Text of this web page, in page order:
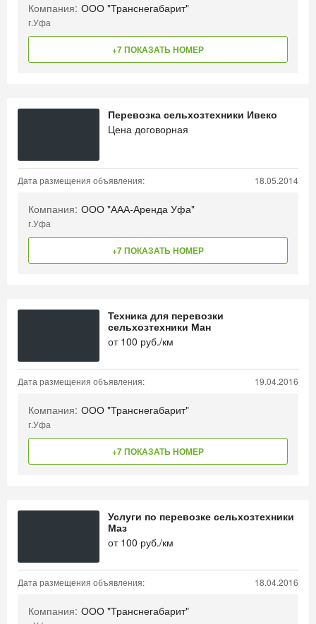
Компания: ООО "Транснегабарит"
г.Уфа
+7 ПОКАЗАТЬ НОМЕР
Перевозка сельхозтехники Ивеко
Цена договорная
Дата размещения объявления: 18.05.2014
Компания: ООО "ААА-Аренда Уфа"
г.Уфа
+7 ПОКАЗАТЬ НОМЕР
Техника для перевозки
сельхозтехники Ман
от 100 руб./км
Дата размещения объявления: 19.04.2016
Компания: ООО "Транснегабарит"
г.Уфа
+7 ПОКАЗАТЬ НОМЕР
Услуги по перевозке сельхозтехники
Маз
от 100 руб./км
Дата размещения объявления: 18.04.2016
Компания: ООО "Транснегабарит"